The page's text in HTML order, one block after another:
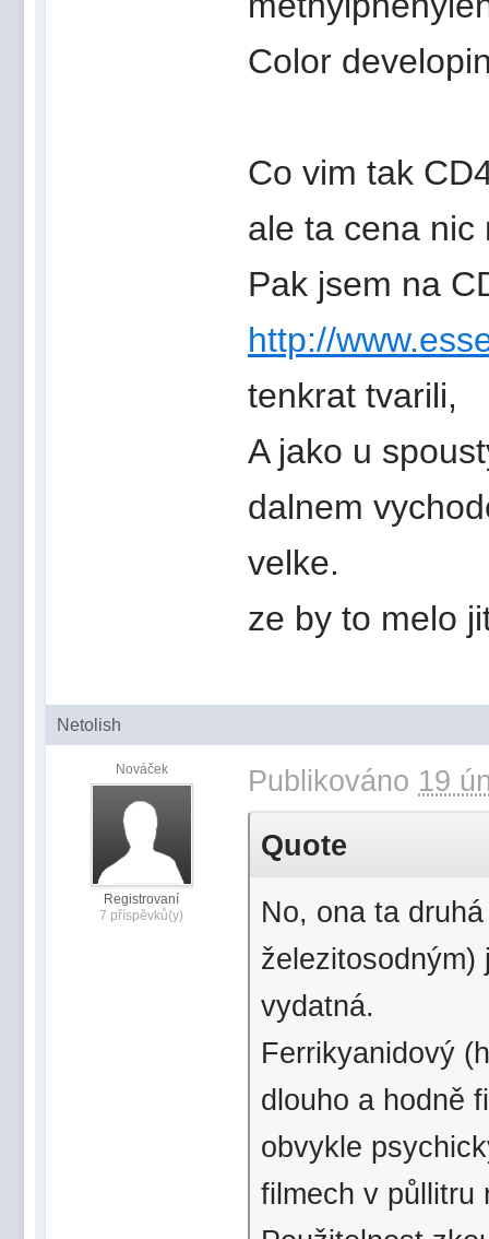
Color
Co vim tak
ale ta cena nic
Pak jsem na
http://
tenkrat tvarili,
A jako u
dalnem
velke.
ze by to melo
Netolish
Nováček
Registrovaní
7 příspěvků(y)
Publikováno 19
Quote
No, ona ta
vydatná.
Ferrikyanidový
dlouho a hodně
obvykle
filmech v půllitru